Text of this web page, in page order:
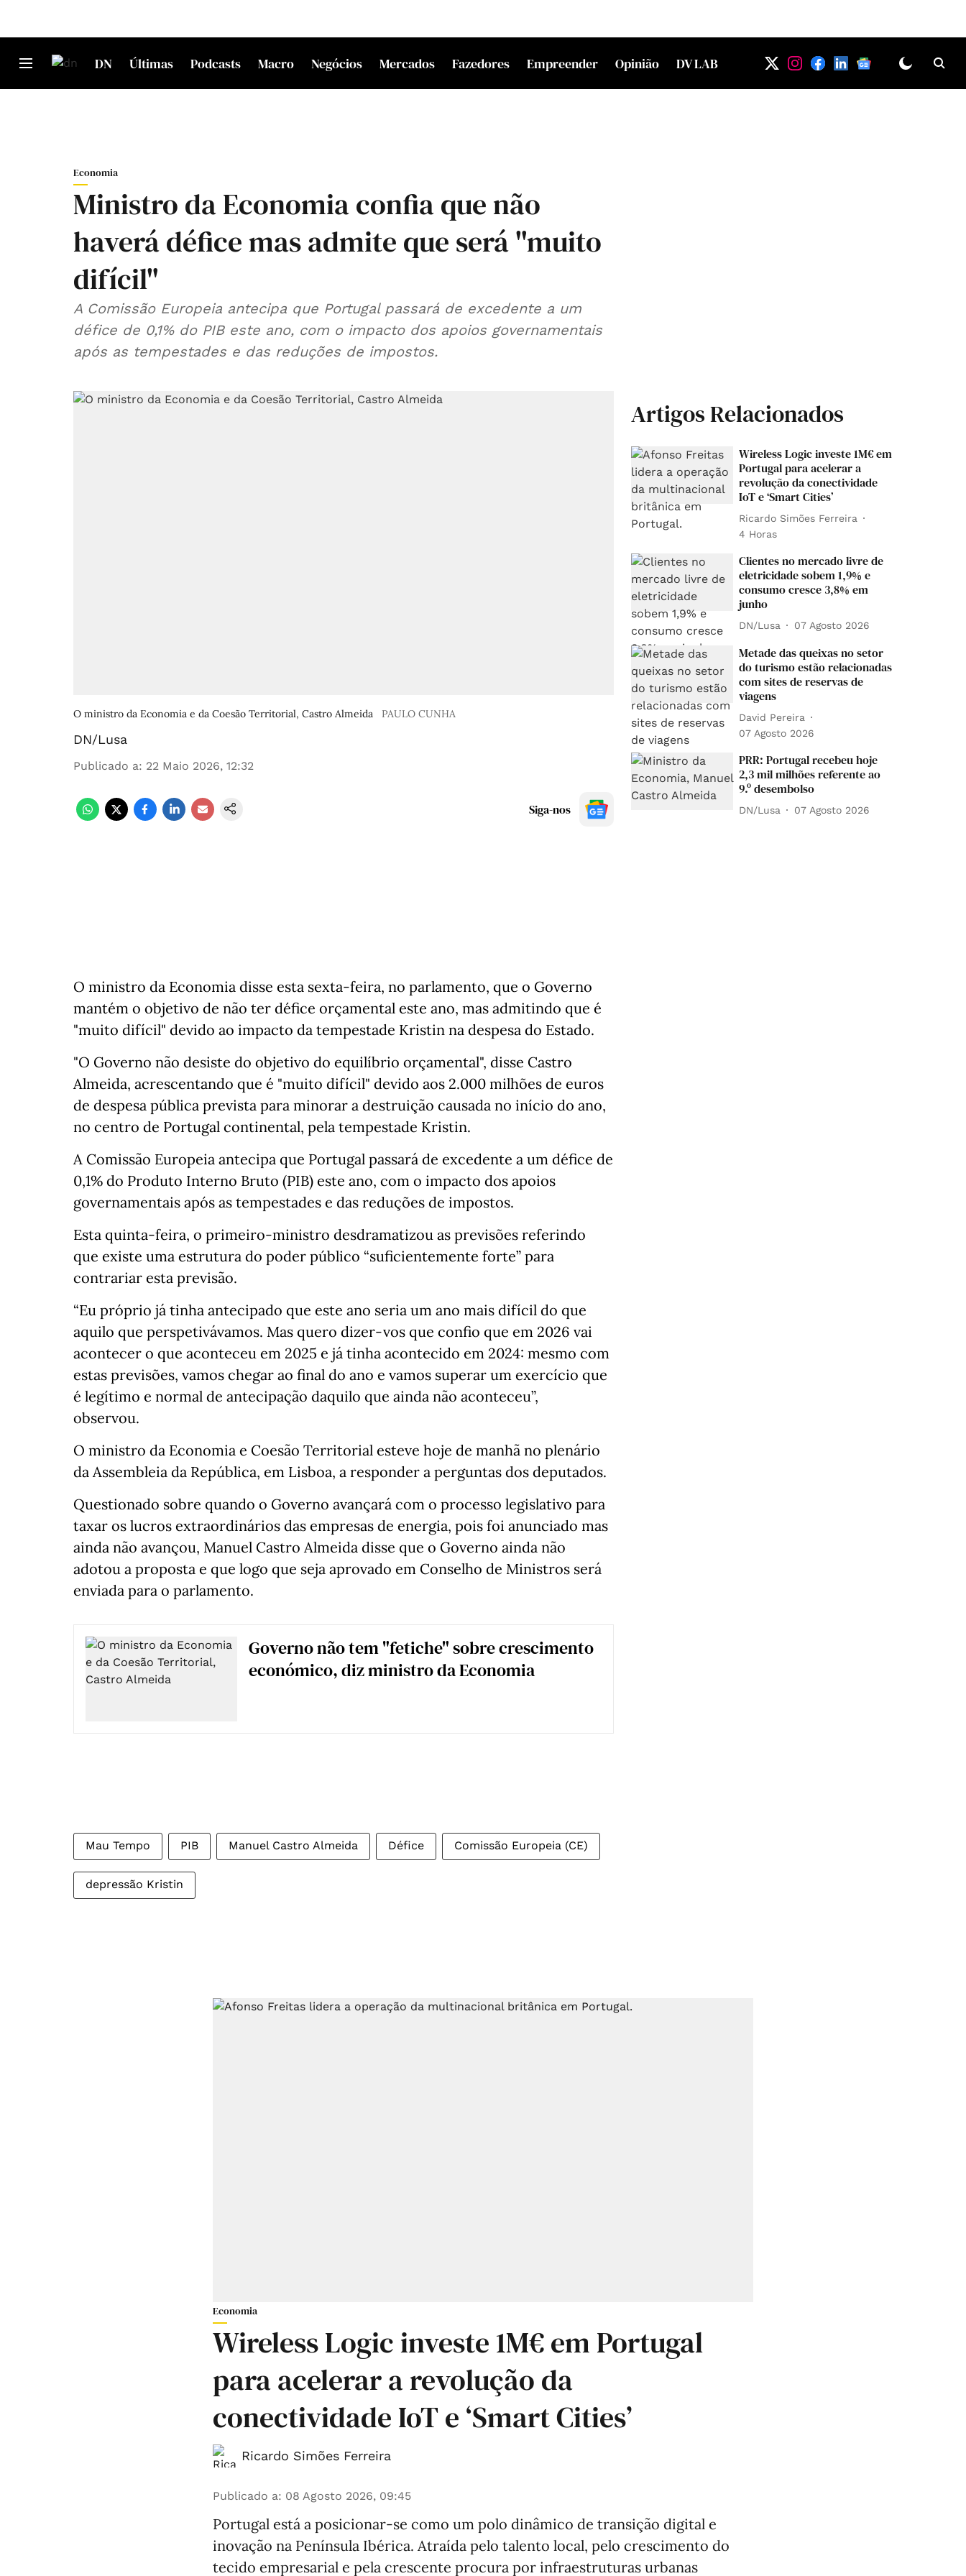
DN Últimas Podcasts Macro Negócios Mercados Fazedores Empreender Opinião DV LAB
Economia
Ministro da Economia confia que não
haverá défice mas admite que será "muito
difícil"
A Comissão Europeia antecipa que Portugal passará de excedente a um
défice de 0,1% do PIB este ano, com o impacto dos apoios governamentais
após as tempestades e das reduções de impostos.
O ministro da Economia e da Coesão Territorial, Castro Almeida PAULO CUNHA
DN/Lusa
Publicado a: 22 Maio 2026, 12:32
Siga-nos
O ministro da Economia disse esta sexta-feira, no parlamento, que o Governo
mantém o objetivo de não ter défice orçamental este ano, mas admitindo que é
"muito difícil" devido ao impacto da tempestade Kristin na despesa do Estado.
"O Governo não desiste do objetivo do equilíbrio orçamental", disse Castro
Almeida, acrescentando que é "muito difícil" devido aos 2.000 milhões de euros
de despesa pública prevista para minorar a destruição causada no início do ano,
no centro de Portugal continental, pela tempestade Kristin.
A Comissão Europeia antecipa que Portugal passará de excedente a um défice de
0,1% do Produto Interno Bruto (PIB) este ano, com o impacto dos apoios
governamentais após as tempestades e das reduções de impostos.
Esta quinta-feira, o primeiro-ministro desdramatizou as previsões referindo
que existe uma estrutura do poder público “suficientemente forte” para
contrariar esta previsão.
“Eu próprio já tinha antecipado que este ano seria um ano mais difícil do que
aquilo que perspetivávamos. Mas quero dizer-vos que confio que em 2026 vai
acontecer o que aconteceu em 2025 e já tinha acontecido em 2024: mesmo com
estas previsões, vamos chegar ao final do ano e vamos superar um exercício que
é legítimo e normal de antecipação daquilo que ainda não aconteceu”,
observou.
O ministro da Economia e Coesão Territorial esteve hoje de manhã no plenário
da Assembleia da República, em Lisboa, a responder a perguntas dos deputados.
Questionado sobre quando o Governo avançará com o processo legislativo para
taxar os lucros extraordinários das empresas de energia, pois foi anunciado mas
ainda não avançou, Manuel Castro Almeida disse que o Governo ainda não
adotou a proposta e que logo que seja aprovado em Conselho de Ministros será
enviada para o parlamento.
Governo não tem "fetiche" sobre crescimento
económico, diz ministro da Economia
Mau Tempo PIB Manuel Castro Almeida Défice Comissão Europeia (CE)
depressão Kristin
Artigos Relacionados
Wireless Logic investe 1M€ em
Portugal para acelerar a
revolução da conectividade
IoT e ‘Smart Cities’
Ricardo Simões Ferreira
4 Horas
Clientes no mercado livre de
eletricidade sobem 1,9% e
consumo cresce 3,8% em
junho
DN/Lusa 07 Agosto 2026
Metade das queixas no setor
do turismo estão relacionadas
com sites de reservas de
viagens
David Pereira
07 Agosto 2026
PRR: Portugal recebeu hoje
2,3 mil milhões referente ao
9.º desembolso
DN/Lusa 07 Agosto 2026
Economia
Wireless Logic investe 1M€ em Portugal
para acelerar a revolução da
conectividade IoT e ‘Smart Cities’
Ricardo Simões Ferreira
Publicado a: 08 Agosto 2026, 09:45
Portugal está a posicionar-se como um polo dinâmico de transição digital e
inovação na Península Ibérica. Atraída pelo talento local, pelo crescimento do
tecido empresarial e pela crescente procura por infraestruturas urbanas